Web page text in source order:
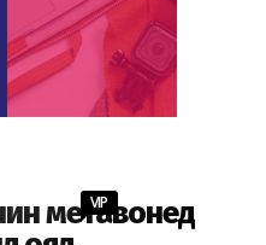
метавонед
VIP